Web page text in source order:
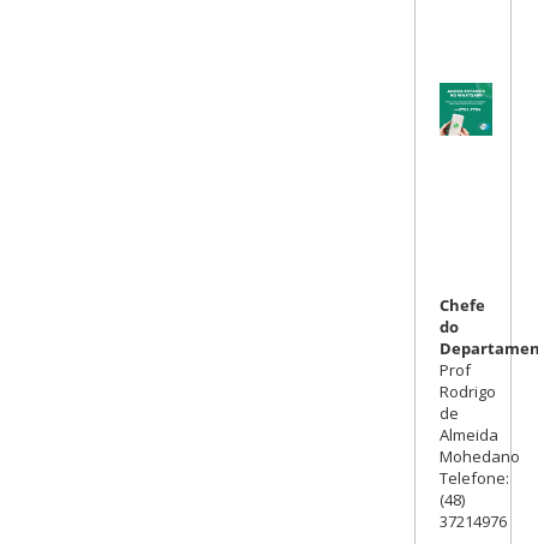
Chefe
do
Prof
Rodrigo
de
Almeida
Mohedano
Telefone:
(48)
37214976